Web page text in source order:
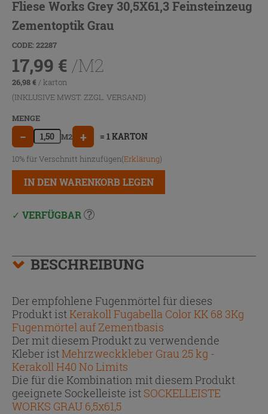
Fliese Works Grey 30,5X61,3 Feinsteinzeug
Zementoptik Grau
CODE: 22287
17,99 € /M2
26,98€ / karton
(INKLUSIVE MWST. ZZGL. VERSAND)
MENGE
− M2 + = 1 KARTON
10% für Verschnitt hinzufügen(Erklärung)
IN DEN WARENKORB LEGEN
VERFÜGBAR
BESCHREIBUNG
Der empfohlene Fugenmörtel für dieses
Produkt istKerakoll Fugabella Color KK 68 3Kg
Fugenmörtel auf Zementbasis
Der mit diesem Produkt zu verwendende
Kleber istMehrzweckkleber Grau 25 kg -
Kerakoll H40 No Limits
Die für die Kombination mit diesem Produkt
geeignete Sockelleiste ist SOCKELLEISTE
WORKS GRAU 6,5x61,5